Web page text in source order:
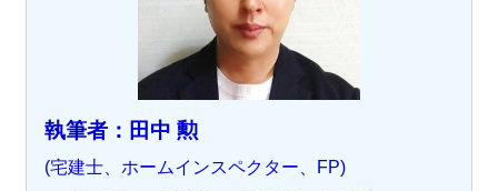
執筆者：田中 勲
(宅建士、ホームインスペクター、FP)